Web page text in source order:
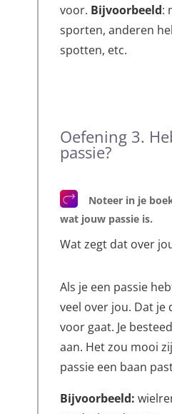
voor. Bijvoorbeeld:
sporten, anderen
spotten, etc.
Oefening 3.
passie?
Noteer in je
wat jouw passie is.
Wat zegt dat over
Als je een passie
veel over jou. Dat je
voor gaat. Je
aan. Het zou mooi
passie een baan
Bijvoorbeeld: